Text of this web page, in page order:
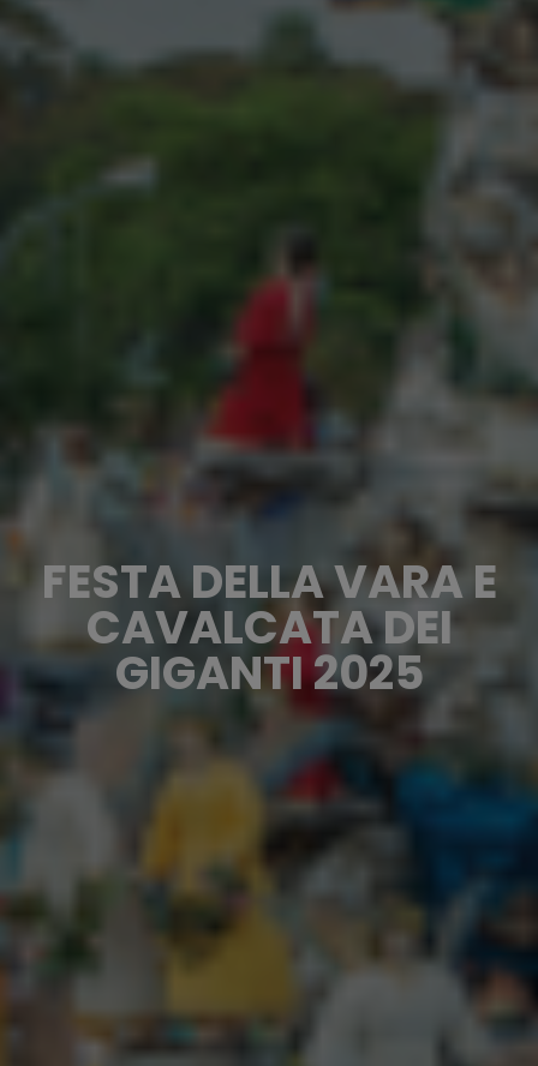
FESTA DELLA VARA E
CAVALCATA DEI
GIGANTI 2025